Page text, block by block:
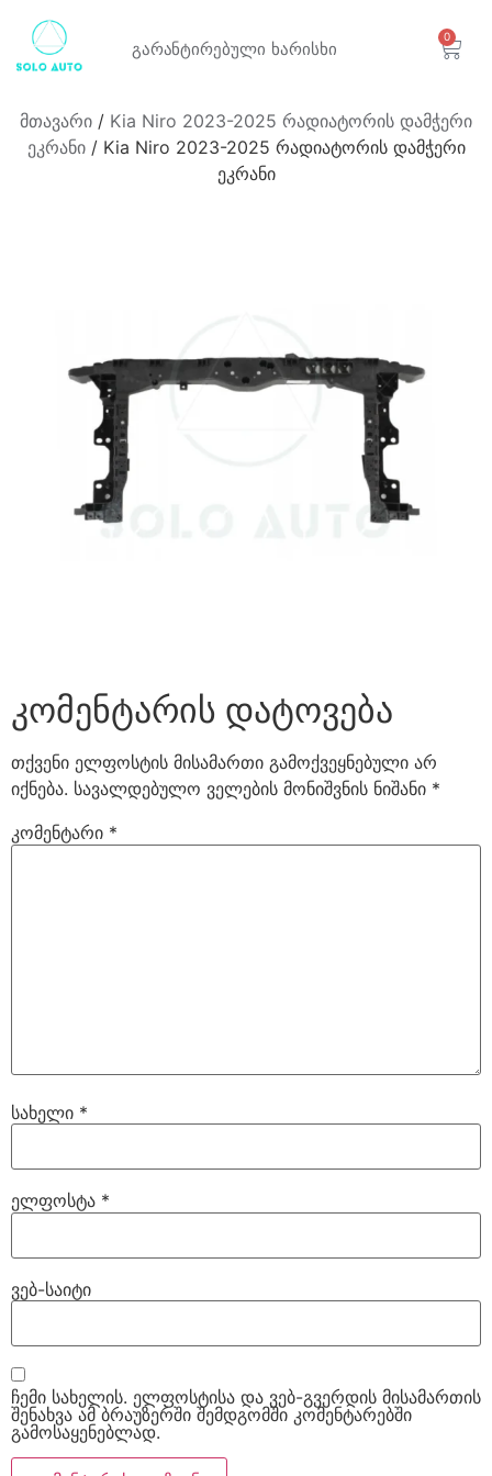
გარანტირებული ხარისხი
0
მთავარი / Kia Niro 2023-2025 რადიატორის დამჭერი
ეკრანი/ Kia Niro 2023-2025 რადიატორის დამჭერი
ეკრანი
კომენტარის დატოვება
თქვენი ელფოსტის მისამართი გამოქვეყნებული არ
იქნება. სავალდებულო ველების მონიშვნის ნიშანი *
კომენტარი *
სახელი *
ელფოსტა *
ვებ-საიტი
ჩემი სახელის. ელფოსტისა და ვებ-გვერდის მისამართის
შენახვა ამ ბრაუზერში შემდგომში კომენტარებში
გამოსაყენებლად.